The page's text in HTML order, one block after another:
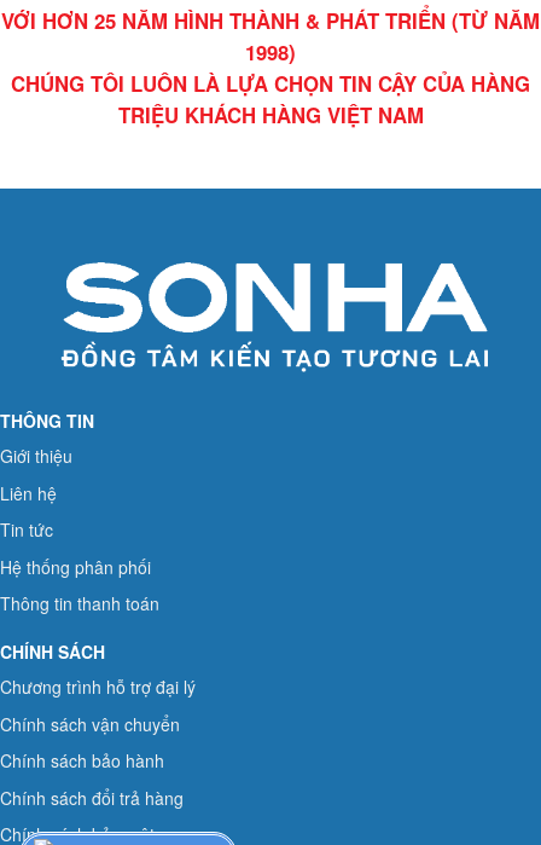
VỚI HƠN 25 NĂM HÌNH THÀNH & PHÁT TRIỂN (TỪ NĂM
1998)
CHÚNG TÔI LUÔN LÀ LỰA CHỌN TIN CẬY CỦA HÀNG
TRIỆU KHÁCH HÀNG VIỆT NAM
THÔNG TIN
Giới thiệu
Liên hệ
Tin tức
Hệ thống phân phối
Thông tin thanh toán
CHÍNH SÁCH
Chương trình hỗ trợ đại lý
Chính sách vận chuyển
Chính sách bảo hành
Chính sách đổi trả hàng
Chính sách bảo mật